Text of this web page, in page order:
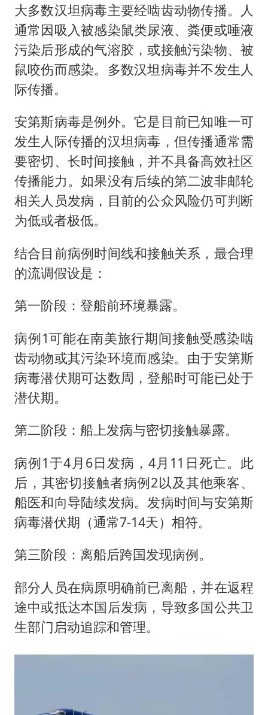
大多数汉坦病毒主要经啮齿动物传播。人
通常因吸入被感染鼠类尿液、粪便或唾液
污染后形成的气溶胶，或接触污染物、被
鼠咬伤而感染。多数汉坦病毒并不发生人
际传播。
安第斯病毒是例外。它是目前已知唯一可
发生人际传播的汉坦病毒，但传播通常需
要密切、长时间接触，并不具备高效社区
传播能力。如果没有后续的第二波非邮轮
相关人员发病，目前的公众风险仍可判断
为低或者极低。
结合目前病例时间线和接触关系，最合理
的流调假设是：
第一阶段：登船前环境暴露。
病例1可能在南美旅行期间接触受感染啮
齿动物或其污染环境而感染。由于安第斯
病毒潜伏期可达数周，登船时可能已处于
潜伏期。
第二阶段：船上发病与密切接触暴露。
病例1于4月6日发病，4月11日死亡。此
后，其密切接触者病例2以及其他乘客、
船医和向导陆续发病。发病时间与安第斯
病毒潜伏期（通常7-14天）相符。
第三阶段：离船后跨国发现病例。
部分人员在病原明确前已离船，并在返程
途中或抵达本国后发病，导致多国公共卫
生部门启动追踪和管理。